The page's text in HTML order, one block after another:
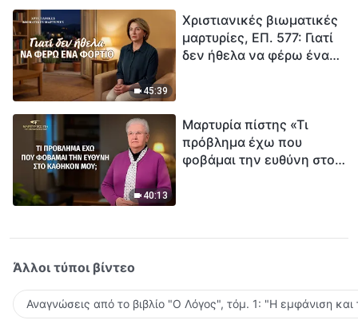
45:39
Χριστιανικές βιωματικές
μαρτυρίες, ΕΠ. 577: Γιατί
δεν ήθελα να φέρω ένα
40:13
Μαρτυρία πίστης «Τι
πρόβλημα έχω που
φοβάμαι την ευθύνη στο
Άλλοι τύποι βίντεο
Αναγνώσεις από το βιβλίο "Ο Λόγος", τόμ. 1: "Η εμφάνιση